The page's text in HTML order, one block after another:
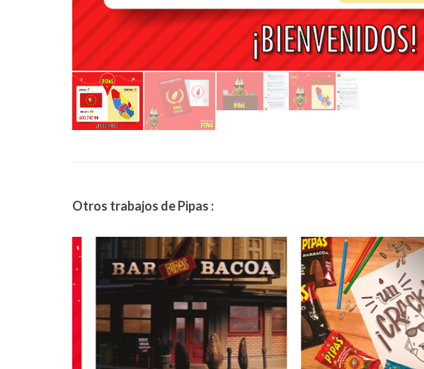
Otros trabajos de Pipas :